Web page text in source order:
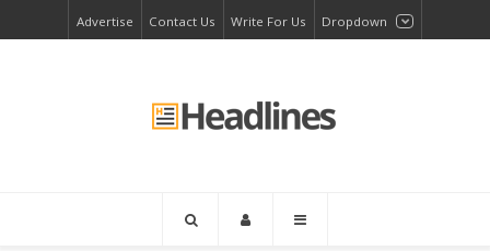
Advertise Contact Us Write For Us Dropdown